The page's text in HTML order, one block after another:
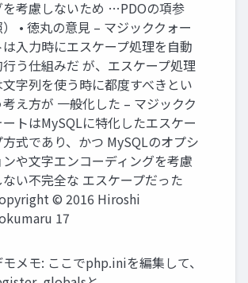
を考慮しないため …PDOの項参
） • 徳丸の意見 – マジッククォー
は入力時にエスケープ処理を自動
行う仕組みだ が、エスケープ処理
文字列を使う時に都度すべきとい
考え方が 一般化した – マジックク
ートはMySQLに特化したエスケー
方式であり、かつ MySQLのオプシ
ンや文字エンコーディングを考慮
ない不完全な エスケープだった
© 2016 Hiroshi
17
モメモ: ここでphp.iniを編集して、